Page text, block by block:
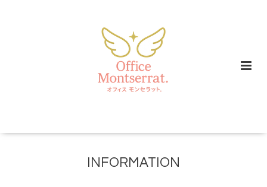
INFORMATION